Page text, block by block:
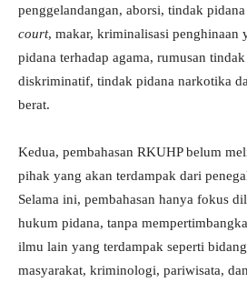
penggelandangan, aborsi, tindak
court, makar, kriminalisasi penghinaan
pidana terhadap agama, rumusan
diskriminatif, tindak pidana narkotika
berat.
Kedua, pembahasan RKUHP belum
pihak yang akan terdampak dari
Selama ini, pembahasan hanya fokus
hukum pidana, tanpa
ilmu lain yang terdampak seperti
masyarakat, kriminologi, pariwisata,